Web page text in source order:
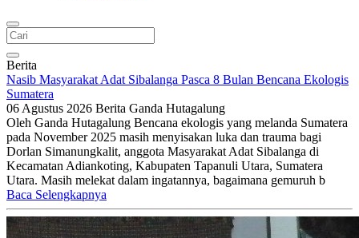
Berita
Nasib Masyarakat Adat Sibalanga Pasca 8 Bulan Bencana Ekologis
Sumatera
06 Agustus 2026 Berita Ganda Hutagalung
Oleh Ganda Hutagalung Bencana ekologis yang melanda Sumatera
pada November 2025 masih menyisakan luka dan trauma bagi
Dorlan Simanungkalit, anggota Masyarakat Adat Sibalanga di
Kecamatan Adiankoting, Kabupaten Tapanuli Utara, Sumatera
Utara. Masih melekat dalam ingatannya, bagaimana gemuruh b
Baca Selengkapnya